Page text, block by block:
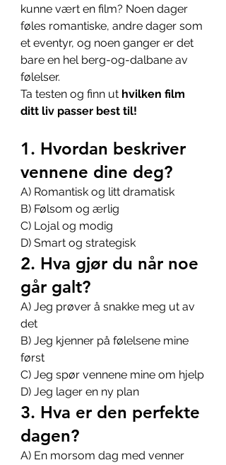
kunne vært en film? Noen dager
føles romantiske, andre dager som
et eventyr, og noen ganger er det
bare en hel berg-og-dalbane av
følelser.
Ta testen og finn ut hvilken film
ditt liv passer best til!
1. Hvordan beskriver
vennene dine deg?
A) Romantisk og litt dramatisk
B) Følsom og ærlig
C) Lojal og modig
D) Smart og strategisk
2. Hva gjør du når noe
går galt?
A) Jeg prøver å snakke meg ut av
det
B) Jeg kjenner på følelsene mine
først
C) Jeg spør vennene mine om hjelp
D) Jeg lager en ny plan
3. Hva er den perfekte
dagen?
A) En morsom dag med venner